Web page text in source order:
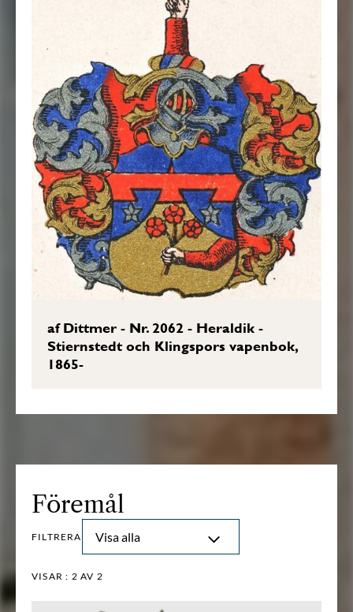
af Dittmer - Nr. 2062 - Heraldik -
Stiernstedt och Klingspors vapenbok,
1865-
Föremål
FILTRERA Visa alla
VISAR : 2 AV 2